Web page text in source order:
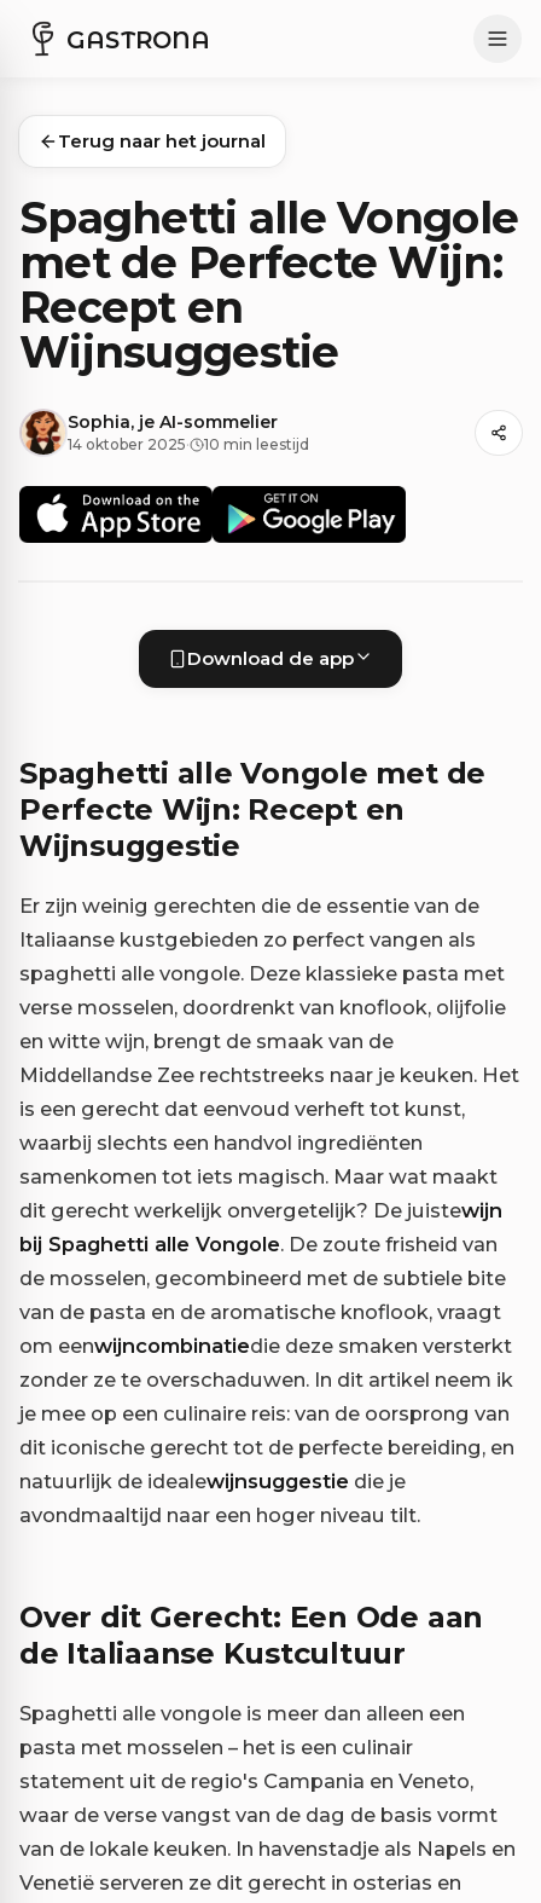
GASTRONA
Terug naar het journal
Spaghetti alle Vongole
met de Perfecte Wijn:
Recept en
Wijnsuggestie
Sophia, je AI-sommelier
14 oktober 2025· 10 min leestijd
Download de app
Spaghetti alle Vongole met de
Perfecte Wijn: Recept en
Wijnsuggestie
Er zijn weinig gerechten die de essentie van de
Italiaanse kustgebieden zo perfect vangen als
spaghetti alle vongole. Deze klassieke pasta met
verse mosselen, doordrenkt van knoflook, olijfolie
en witte wijn, brengt de smaak van de
Middellandse Zee rechtstreeks naar je keuken. Het
is een gerecht dat eenvoud verheft tot kunst,
waarbij slechts een handvol ingrediënten
samenkomen tot iets magisch. Maar wat maakt
dit gerecht werkelijk onvergetelijk? De juistewijn
bij Spaghetti alle Vongole. De zoute frisheid van
de mosselen, gecombineerd met de subtiele bite
van de pasta en de aromatische knoflook, vraagt
om eenwijncombinatiedie deze smaken versterkt
zonder ze te overschaduwen. In dit artikel neem ik
je mee op een culinaire reis: van de oorsprong van
dit iconische gerecht tot de perfecte bereiding, en
natuurlijk de idealewijnsuggestie die je
avondmaaltijd naar een hoger niveau tilt.
Over dit Gerecht: Een Ode aan
de Italiaanse Kustcultuur
Spaghetti alle vongole is meer dan alleen een
pasta met mosselen – het is een culinair
statement uit de regio's Campania en Veneto,
waar de verse vangst van de dag de basis vormt
van de lokale keuken. In havenstadje als Napels en
Venetië serveren ze dit gerecht in osterias en